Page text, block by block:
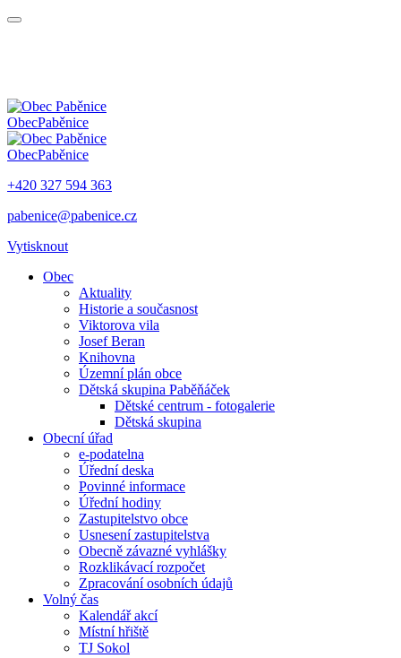
ObecPaběnice
ObecPaběnice
+420 327 594 363
pabenice@pabenice.cz
Vytisknout
Obec
Aktuality
Historie a současnost
Viktorova vila
Josef Beran
Knihovna
Územní plán obce
Dětská skupina Paběňáček
Dětské centrum - fotogalerie
Dětská skupina
Obecní úřad
e-podatelna
Úřední deska
Povinné informace
Úřední hodiny
Zastupitelstvo obce
Usnesení zastupitelstva
Obecně závazné vyhlášky
Rozklikávací rozpočet
Zpracování osobních údajů
Volný čas
Kalendář akcí
Místní hřiště
TJ Sokol